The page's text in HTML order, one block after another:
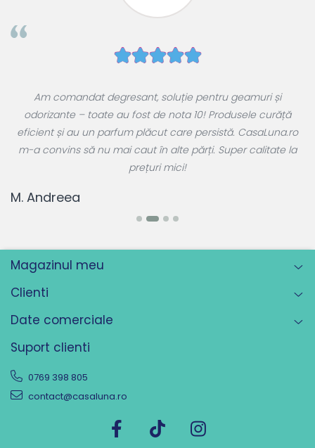
M. Andreea
Am comandat degresant, soluție pentru geamuri și
odorizante – toate au fost de nota 10! Produsele curăță
eficient și au un parfum plăcut care persistă. CasaLuna.ro
m-a convins să nu mai caut în alte părți. Super calitate la
prețuri mici!
Magazinul meu
Clienti
Date comerciale
Suport clienti
0769 398 805
contact@casaluna.ro